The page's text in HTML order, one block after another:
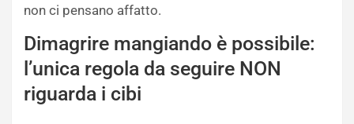
non ci pensano affatto.
Dimagrire mangiando è possibile:
l’unica regola da seguire NON
riguarda i cibi